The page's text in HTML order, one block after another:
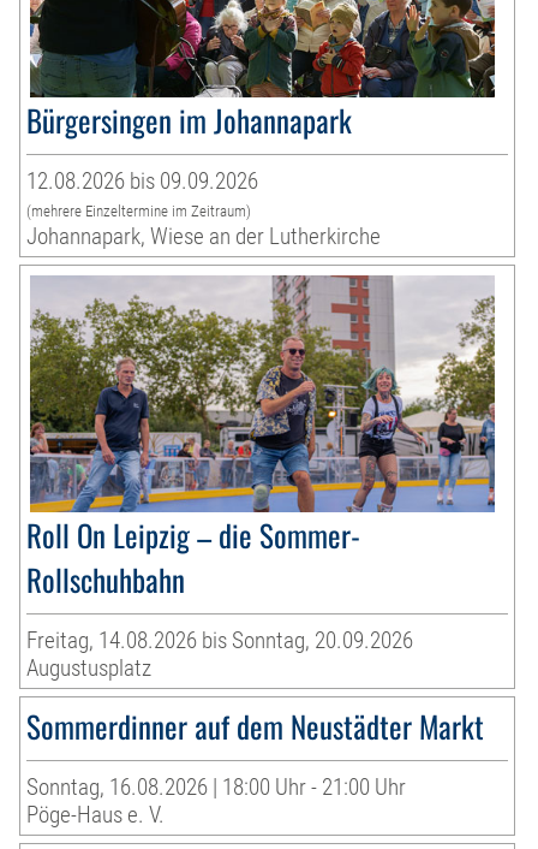
Bürgersingen im Johannapark
12.08.2026 bis 09.09.2026
(mehrere Einzeltermine im Zeitraum)
Johannapark, Wiese an der Lutherkirche
Roll On Leipzig – die Sommer-
Rollschuhbahn
Freitag, 14.08.2026 bis Sonntag, 20.09.2026
Augustusplatz
Sommerdinner auf dem Neustädter Markt
Sonntag, 16.08.2026 | 18:00 Uhr - 21:00 Uhr
Pöge-Haus e. V.